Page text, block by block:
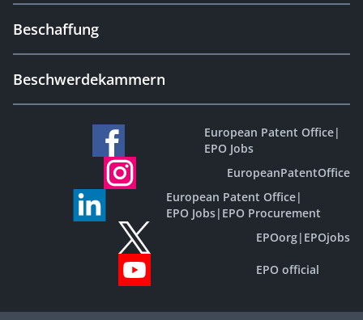
Beschaffung
Beschwerdekammern
European Patent Office|
EPO Jobs
EuropeanPatentOffice
European Patent Office|
EPO Jobs| EPO Procurement
EPOorg| EPOjobs
EPO official